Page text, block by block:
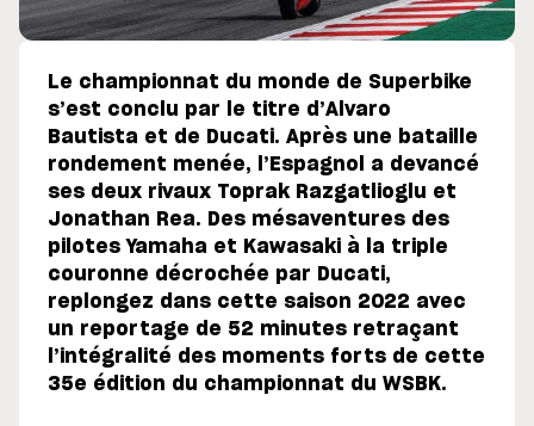
Le championnat du monde de Superbike
s’est conclu par le titre d’Alvaro
Bautista et de Ducati. Après une bataille
rondement menée, l’Espagnol a devancé
ses deux rivaux Toprak Razgatlioglu et
Jonathan Rea. Des mésaventures des
pilotes Yamaha et Kawasaki à la triple
couronne décrochée par Ducati,
replongez dans cette saison 2022 avec
un reportage de 52 minutes retraçant
l’intégralité des moments forts de cette
35e édition du championnat du WSBK.